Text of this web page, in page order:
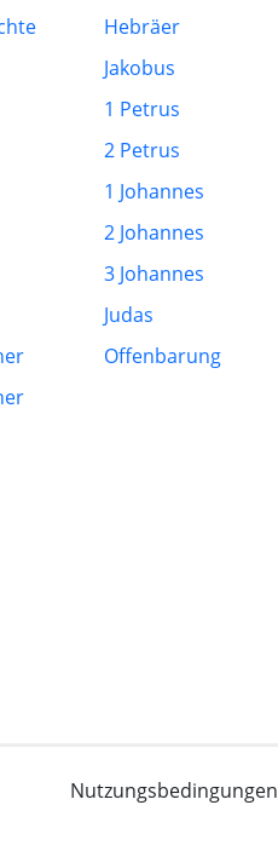
Hebräer
Jakobus
1 Petrus
2 Petrus
1 Johannes
2 Johannes
3 Johannes
Judas
Offenbarung
Nutzungsbedingungen